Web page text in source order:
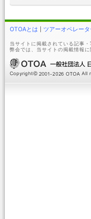
OTOAとは ツアーオペレー
当サイトに掲載されている記事
弊会では、当サイトの掲載情報